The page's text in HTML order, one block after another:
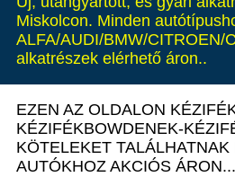
Miskolcon. Minden
ALFA/AUDI/BMW/CITROEN/
alkatrészek elérhető áron..
EZEN AZ OLDALON
KÉZIFÉKBOWDENEK-
KÖTELEKET
AUTÓKHOZ AKCIÓS